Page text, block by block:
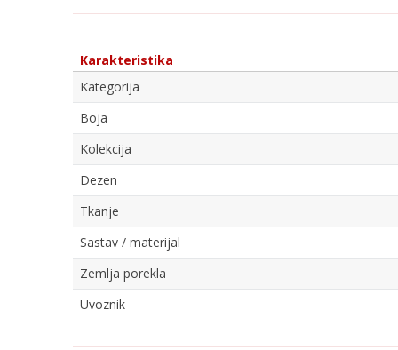
Karakteristika
Kategorija
Boja
Kolekcija
Dezen
Tkanje
Sastav / materijal
Zemlja porekla
Uvoznik